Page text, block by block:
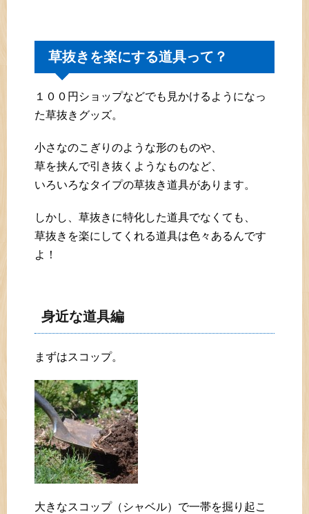
草抜きを楽にする道具って？
１００円ショップなどでも見かけるようになっ
た草抜きグッズ。
小さなのこぎりのような形のものや、
草を挟んで引き抜くようなものなど、
いろいろなタイプの草抜き道具があります。
しかし、草抜きに特化した道具でなくても、
草抜きを楽にしてくれる道具は色々あるんです
よ！
身近な道具編
まずはスコップ。
大きなスコップ（シャベル）で一帯を掘り起こ